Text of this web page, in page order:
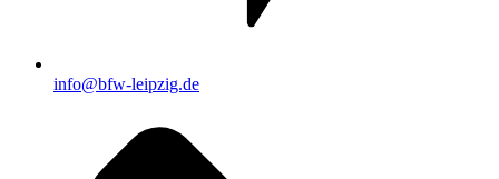
info@bfw-leipzig.de